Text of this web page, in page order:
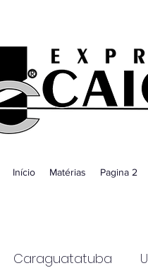
Início Matérias Pagina 2
Caraguatatuba